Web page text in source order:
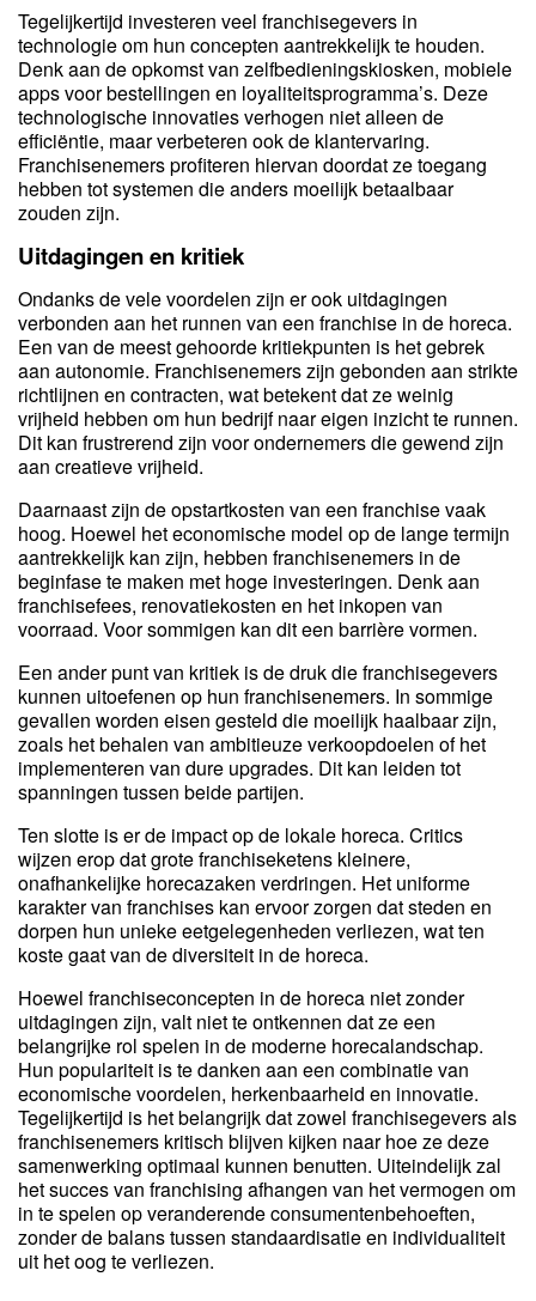
Tegelijkertijd investeren veel franchisegevers in
technologie om hun concepten aantrekkelijk te houden.
Denk aan de opkomst van zelfbedieningskiosken, mobiele
apps voor bestellingen en loyaliteitsprogramma’s. Deze
technologische innovaties verhogen niet alleen de
efficiëntie, maar verbeteren ook de klantervaring.
Franchisenemers profiteren hiervan doordat ze toegang
hebben tot systemen die anders moeilijk betaalbaar
zouden zijn.
Uitdagingen en kritiek
Ondanks de vele voordelen zijn er ook uitdagingen
verbonden aan het runnen van een franchise in de horeca.
Een van de meest gehoorde kritiekpunten is het gebrek
aan autonomie. Franchisenemers zijn gebonden aan strikte
richtlijnen en contracten, wat betekent dat ze weinig
vrijheid hebben om hun bedrijf naar eigen inzicht te runnen.
Dit kan frustrerend zijn voor ondernemers die gewend zijn
aan creatieve vrijheid.
Daarnaast zijn de opstartkosten van een franchise vaak
hoog. Hoewel het economische model op de lange termijn
aantrekkelijk kan zijn, hebben franchisenemers in de
beginfase te maken met hoge investeringen. Denk aan
franchisefees, renovatiekosten en het inkopen van
voorraad. Voor sommigen kan dit een barrière vormen.
Een ander punt van kritiek is de druk die franchisegevers
kunnen uitoefenen op hun franchisenemers. In sommige
gevallen worden eisen gesteld die moeilijk haalbaar zijn,
zoals het behalen van ambitieuze verkoopdoelen of het
implementeren van dure upgrades. Dit kan leiden tot
spanningen tussen beide partijen.
Ten slotte is er de impact op de lokale horeca. Critics
wijzen erop dat grote franchiseketens kleinere,
onafhankelijke horecazaken verdringen. Het uniforme
karakter van franchises kan ervoor zorgen dat steden en
dorpen hun unieke eetgelegenheden verliezen, wat ten
koste gaat van de diversiteit in de horeca.
Hoewel franchiseconcepten in de horeca niet zonder
uitdagingen zijn, valt niet te ontkennen dat ze een
belangrijke rol spelen in de moderne horecalandschap.
Hun populariteit is te danken aan een combinatie van
economische voordelen, herkenbaarheid en innovatie.
Tegelijkertijd is het belangrijk dat zowel franchisegevers als
franchisenemers kritisch blijven kijken naar hoe ze deze
samenwerking optimaal kunnen benutten. Uiteindelijk zal
het succes van franchising afhangen van het vermogen om
in te spelen op veranderende consumentenbehoeften,
zonder de balans tussen standaardisatie en individualiteit
uit het oog te verliezen.